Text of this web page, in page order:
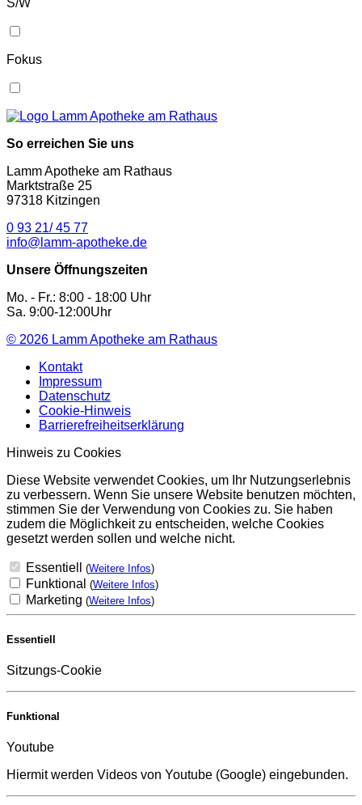
Fokus
So erreichen Sie uns
Lamm Apotheke am Rathaus
Marktstraße 25
97318 Kitzingen
0 93 21/ 45 77
info@lamm-apotheke.de
Unsere Öffnungszeiten
Mo. - Fr.: 8:00 - 18:00 Uhr
Sa. 9:00-12:00Uhr
© 2026 Lamm Apotheke am Rathaus
Kontakt
Impressum
Datenschutz
Cookie-Hinweis
Barrierefreiheitserklärung
Hinweis zu Cookies
Diese Website verwendet Cookies, um Ihr Nutzungserlebnis
zu verbessern. Wenn Sie unsere Website benutzen möchten,
stimmen Sie der Verwendung von Cookies zu. Sie haben
zudem die Möglichkeit zu entscheiden, welche Cookies
gesetzt werden sollen und welche nicht.
Essentiell (Weitere Infos)
Funktional (Weitere Infos)
Marketing (Weitere Infos)
Essentiell
Sitzungs-Cookie
Funktional
Youtube
Hiermit werden Videos von Youtube (Google) eingebunden.